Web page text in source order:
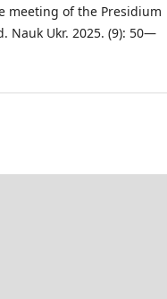
meeting of the Presidium
Nauk Ukr. 2025. (9): 50—